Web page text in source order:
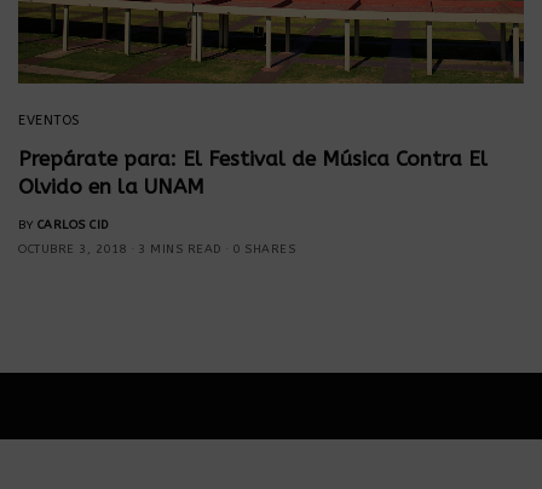
EVENTOS
Prepárate para: El Festival de Música Contra El
Olvido en la UNAM
BY CARLOS CID
OCTUBRE 3, 2018
3 MINS READ 0 SHARES